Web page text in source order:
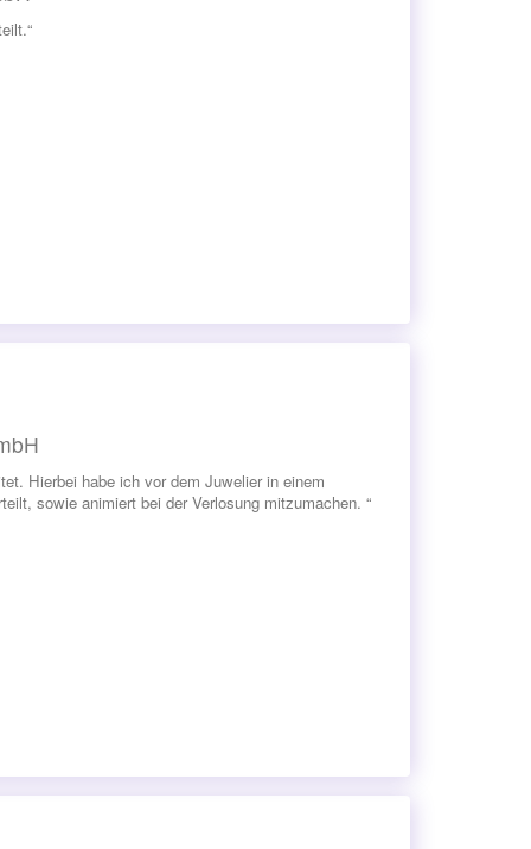
Hierbei habe ich vor dem Juwelier in einem
sowie animiert bei der Verlosung mitzumachen. “